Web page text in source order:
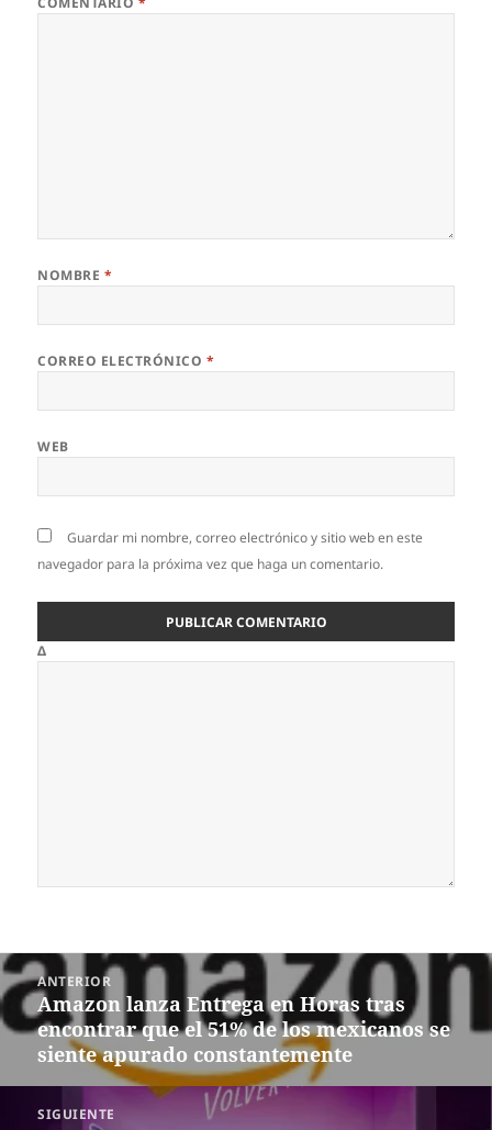
NOMBRE *
CORREO ELECTRÓNICO *
WEB
Guardar mi nombre, correo electrónico y sitio web en este
navegador para la próxima vez que haga un comentario.
Δ
Navegación
de
entradas
ANTERIOR
Entrada
anterior:
Amazon lanza Entrega en Horas tras
encontrar que el 51% de los mexicanos se
siente apurado constantemente
SIGUIENTE